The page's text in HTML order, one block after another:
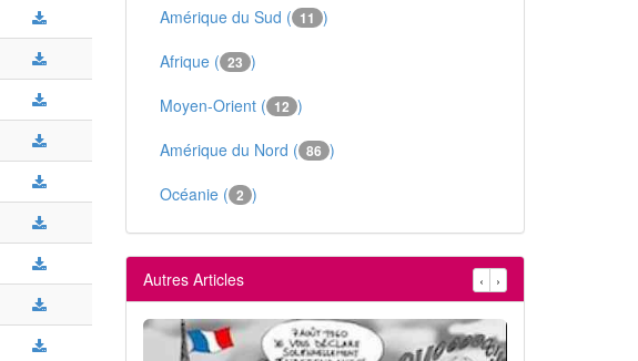
Amérique du Sud ( 11 )
Afrique ( 23 )
Moyen-Orient ( 12 )
Amérique du Nord ( 86 )
Océanie ( 2 )
Autres Articles ‹ ›